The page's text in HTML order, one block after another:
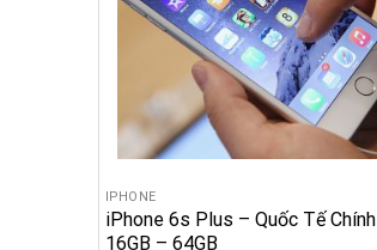
IPHONE
iPhone 6s Plus – Quốc Tế
16GB – 64GB